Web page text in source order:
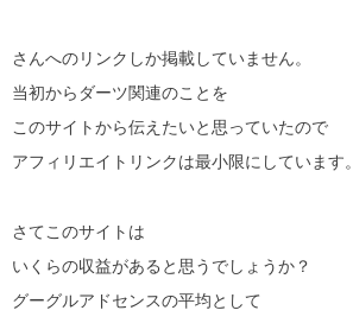
さんへのリンクしか掲載していません。
当初からダーツ関連のことを
このサイトから伝えたいと思っていたので
アフィリエイトリンクは最小限にしています。
さてこのサイトは
いくらの収益があると思うでしょうか？
グーグルアドセンスの平均として